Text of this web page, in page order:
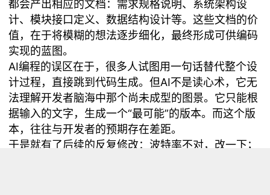
都会产出相应的文档：需求规格说明、系统架构设
计、模块接口定义、数据结构设计等。这些文档的价
值，在于将模糊的想法逐步细化，最终形成可供编码
实现的蓝图。
AI编程的误区在于，很多人试图用一句话替代整个设
计过程，直接跳到代码生成。但AI不是读心术，它无
法理解开发者脑海中那个尚未成型的图景。它只能根
据输入的文字，生成一个“最可能”的版本。而这个版
本，往往与开发者的预期存在差距。
于是就有了后续的反复修改：波特率不对，改一下；